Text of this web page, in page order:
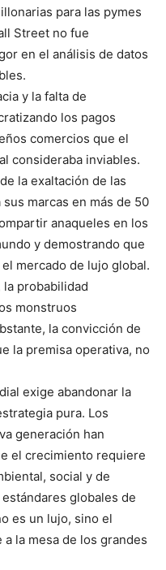
para las pymes
Street no fue
en el análisis de datos
y la falta de
los pagos
comercios que el
consideraba inviables.
la exaltación de las
marcas en más de 50
anaqueles en los
y demostrando que
mercado de lujo global.
la probabilidad
monstruos
la convicción de
la premisa operativa, no
exige abandonar la
pura. Los
generación han
el crecimiento requiere
social y de
globales de
es un lujo, sino el
la mesa de los grandes